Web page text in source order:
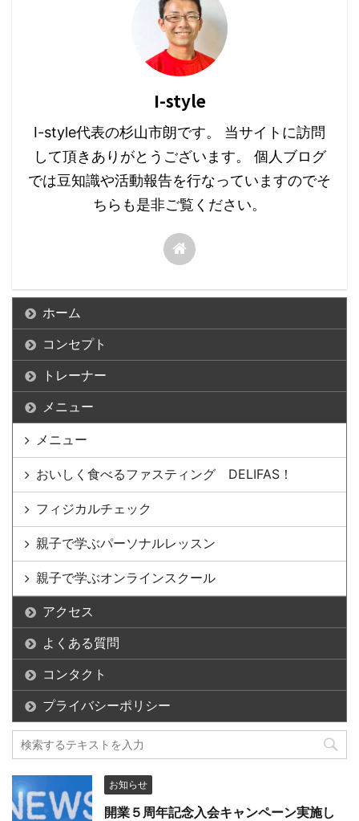
I-style
I-style代表の杉山市朗です。 当サイトに訪問
して頂きありがとうございます。 個人ブログ
では豆知識や活動報告を行なっていますのでそ
ちらも是非ご覧ください。
ホーム
コンセプト
トレーナー
メニュー
メニュー
おいしく食べるファスティング DELIFAS！
フィジカルチェック
親子で学ぶパーソナルレッスン
親子で学ぶオンラインスクール
アクセス
よくある質問
コンタクト
プライバシーポリシー
お知らせ
開業５周年記念入会キャンペーン実施し